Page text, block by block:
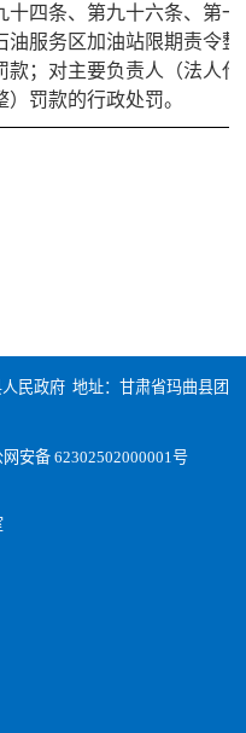
十四条、第九十六条、第
油服务区加油站限期责令
款；对主要负责人（法人
）罚款的行政处罚。
民政府 地址：甘肃省玛曲县团
安备 62302502000001号